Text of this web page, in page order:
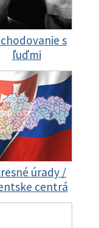
s
ľuďmi
úrady /
centrá